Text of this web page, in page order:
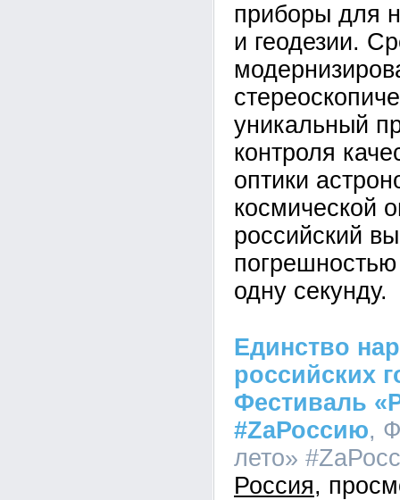
приборы для
и геодезии.
уникальный
контроля
оптики
космической
российский
одну секунду.
Единство
российских
Фестиваль
#ZaРоссию,
лето»
Россия